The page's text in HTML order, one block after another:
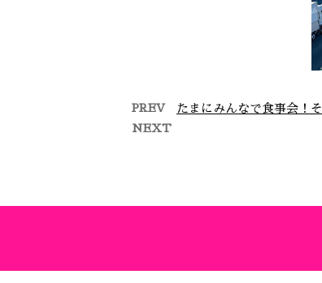
れとビール飲んで上機嫌の
PREV たまにみんなで食事会！そ
NEXT